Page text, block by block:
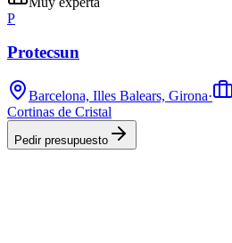
P
Protecsun
Barcelona, Illes Balears, Girona·
Cortinas de Cristal
Pedir presupuesto